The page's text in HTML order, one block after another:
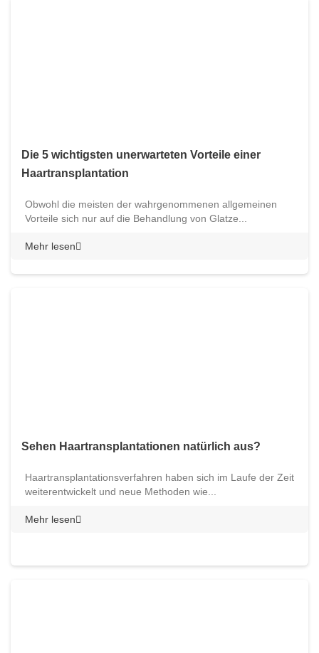
Die 5 wichtigsten unerwarteten Vorteile einer
Haartransplantation
Obwohl die meisten der wahrgenommenen allgemeinen
Vorteile sich nur auf die Behandlung von Glatze...
Mehr lesen
Sehen Haartransplantationen natürlich aus?
Haartransplantationsverfahren haben sich im Laufe der Zeit
weiterentwickelt und neue Methoden wie...
Mehr lesen